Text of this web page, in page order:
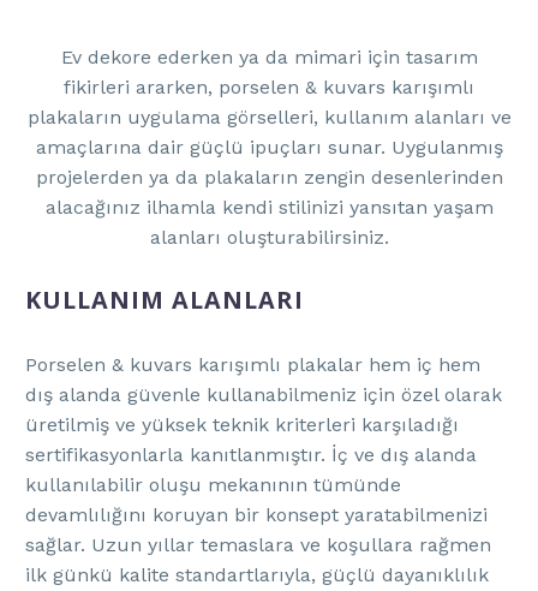
Ev dekore ederken ya da mimari için tasarım
fikirleri ararken, porselen & kuvars karışımlı
plakaların uygulama görselleri, kullanım alanları ve
amaçlarına dair güçlü ipuçları sunar. Uygulanmış
projelerden ya da plakaların zengin desenlerinden
alacağınız ilhamla kendi stilinizi yansıtan yaşam
alanları oluşturabilirsiniz.
KULLANIM ALANLARI
Porselen & kuvars karışımlı plakalar hem iç hem
dış alanda güvenle kullanabilmeniz için özel olarak
üretilmiş ve yüksek teknik kriterleri karşıladığı
sertifikasyonlarla kanıtlanmıştır. İç ve dış alanda
kullanılabilir oluşu mekanının tümünde
devamlılığını koruyan bir konsept yaratabilmenizi
sağlar. Uzun yıllar temaslara ve koşullara rağmen
ilk günkü kalite standartlarıyla, güçlü dayanıklılık